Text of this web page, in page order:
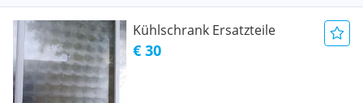
Kühlschrank Ersatzteile
€ 30